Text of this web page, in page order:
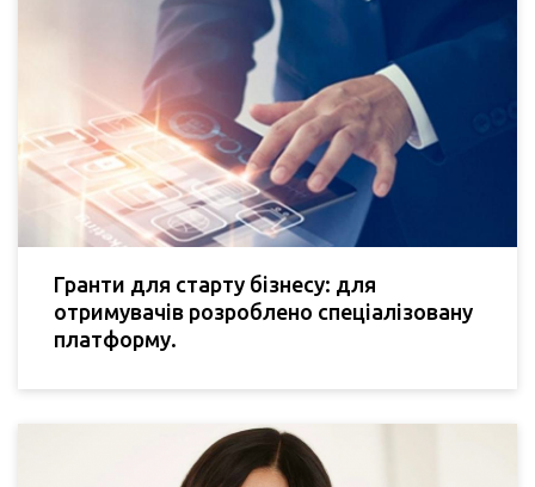
Гранти для старту бізнесу: для
отримувачів розроблено спеціалізовану
платформу.